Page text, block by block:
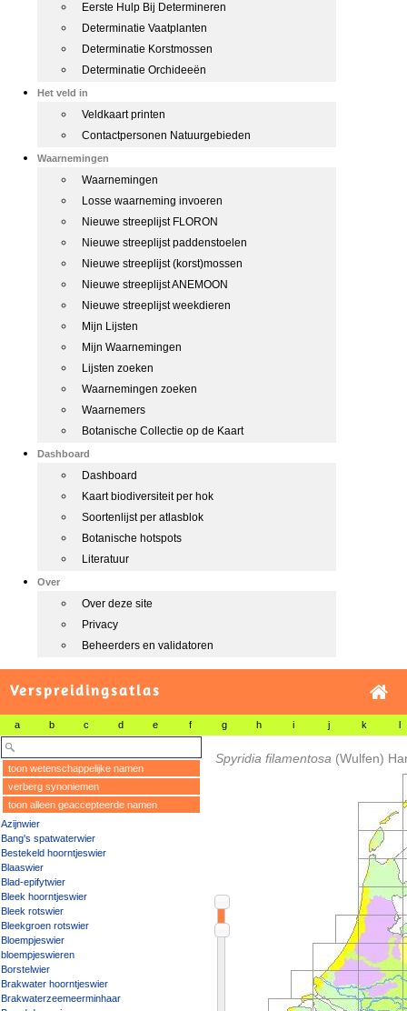
Eerste Hulp Bij Determineren
Determinatie Vaatplanten
Determinatie Korstmossen
Determinatie Orchideeën
Het veld in
Veldkaart printen
Contactpersonen Natuurgebieden
Waarnemingen
Waarnemingen
Losse waarneming invoeren
Nieuwe streeplijst FLORON
Nieuwe streeplijst paddenstoelen
Nieuwe streeplijst (korst)mossen
Nieuwe streeplijst ANEMOON
Nieuwe streeplijst weekdieren
Mijn Lijsten
Mijn Waarnemingen
Lijsten zoeken
Waarnemingen zoeken
Waarnemers
Botanische Collectie op de Kaart
Dashboard
Dashboard
Kaart biodiversiteit per hok
Soortenlijst per atlasblok
Botanische hotspots
Literatuur
Over
Over deze site
Privacy
Beheerders en validatoren
Verspreidingsatlas
a b c d e f g h i j k l
toon wetenschappelijke namen
verberg synoniemen
toon alleen geaccepteerde namen
Azijnwier
Bang's spatwaterwier
Bestekeld hoorntjeswier
Blaaswier
Blad-epifytwier
Bleek hoorntjeswier
Bleek rotswier
Bleekgroen rotswier
Bloempjeswier
bloempjeswieren
Borstelwier
Brakwater hoorntjeswier
Brakwaterzeemeerminhaar
Spyridia filamentosa (Wulfen)